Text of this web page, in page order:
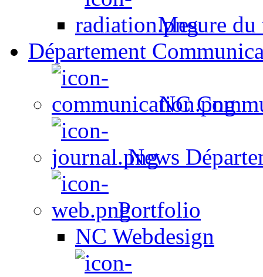
Mesure du
Département
NC
News
Portfolio
NC Webdesign